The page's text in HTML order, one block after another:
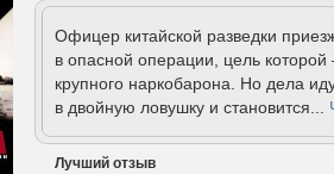
Офицер китайской разведки
в опасной операции, цель
крупного наркобарона. Но дела
в двойную ловушку и становится...
Лучший отзыв